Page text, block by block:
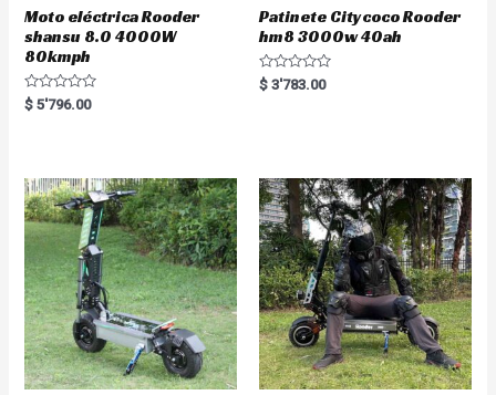
Moto eléctrica Rooder
shansu 8.0 4000W
80kmph
R
a
o
u
t
o
f
$ 5'796.00
Patinete Citycoco Rooder
hm8 3000w 40ah
R
a
t
o
f
5
$ 3'783.00